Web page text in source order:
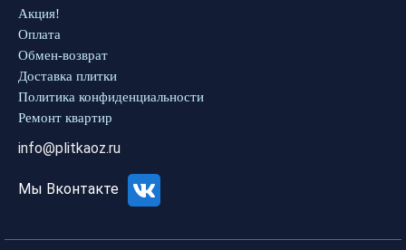
Акция!
Оплата
Обмен-возврат
Доставка плитки
Политика конфиденциальности
Ремонт квартир
info@plitkaoz.ru
Мы Вконтакте